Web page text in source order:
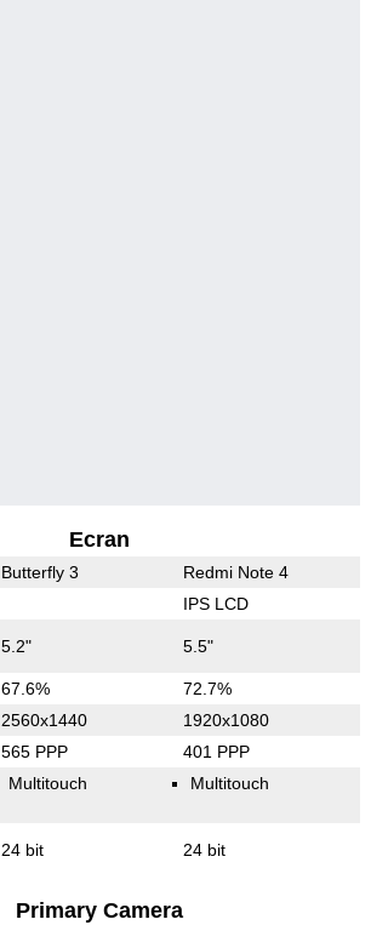
Ecran
Butterfly 3 Redmi Note 4
IPS LCD
5.2" 5.5"
67.6% 72.7%
2560x1440 1920x1080
565 PPP 401 PPP
Multitouch Multitouch
24 bit 24 bit
Primary Camera